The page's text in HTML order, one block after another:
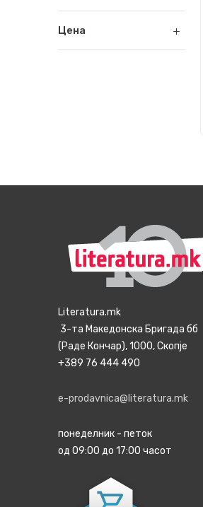
Цена
Literatura.mk
3-та Македонска Бригада бб
(Раде Кончар), 1000, Скопје
+389 76 444 490
e-prodavnica@literatura.mk
понеделник - петок
од 09:00 до 17:00 часот